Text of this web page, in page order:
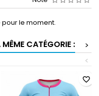
le moment.
CATÉGORIE :
>
<
favorite_border